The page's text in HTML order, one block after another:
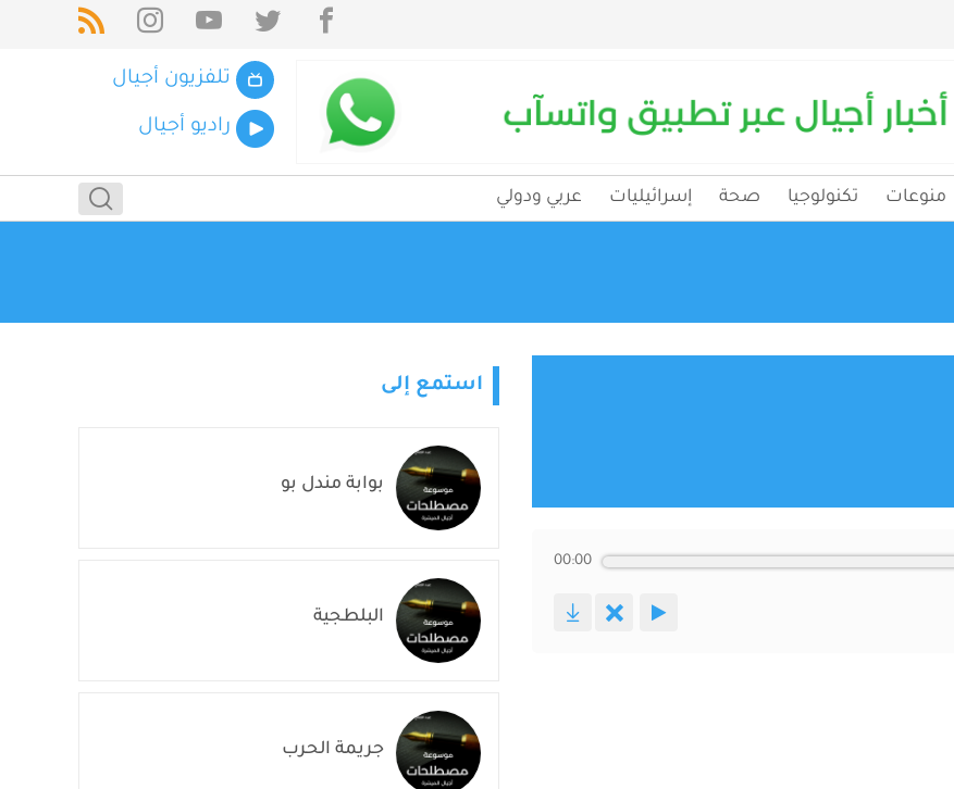
تلفزيون أجيال
راديو أجيال
منوعات تكنولوجيا صحة إسرائيليات عربي ودولي
00:00
استمع إلى
بوابة مندل بو
البلطجية
جريمة الحرب